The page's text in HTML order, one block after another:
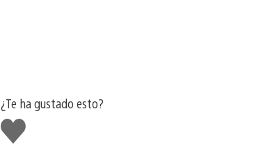
¿Te ha gustado esto?
Me
gusta